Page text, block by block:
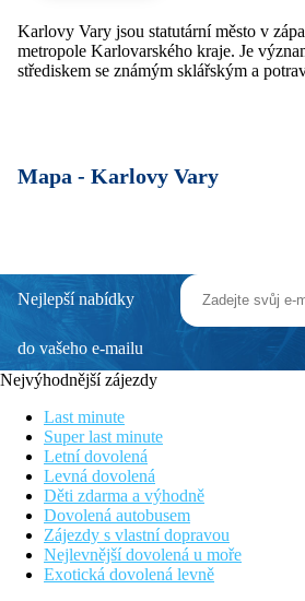
Karlovy Vary jsou statutární město v
metropole Karlovarského kraje. Je
střediskem se známým sklářským a
Mapa - Karlovy Vary
Nejlepší nabídky
do vašeho e-mailu
Nejvýhodnější zájezdy
Last minute
Super last minute
Letní dovolená
Levná dovolená
Děti zdarma a výhodně
Dovolená autobusem
Zájezdy s vlastní dopravou
Nejlevnější dovolená u moře
Exotická dovolená levně